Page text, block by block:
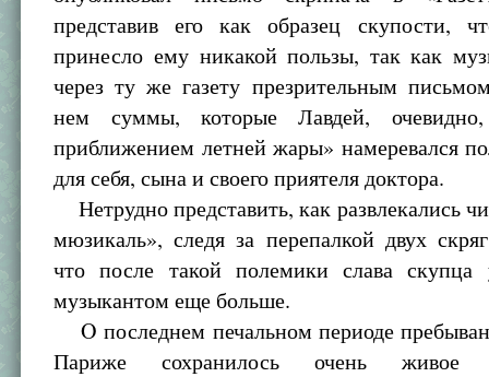
представив его как образец скупости,
принесло ему никакой пользы, так как
через ту же газету презрительным
нем суммы, которые Лавдей,
приближением летней жары» намеревался
для себя, сына и своего приятеля доктора.
Нетрудно представить, как развлекались
мюзикаль», следя за перепалкой двух
что после такой полемики слава скупца
музыкантом еще больше.
O последнем печальном периоде
Париже сохранилось очень живое